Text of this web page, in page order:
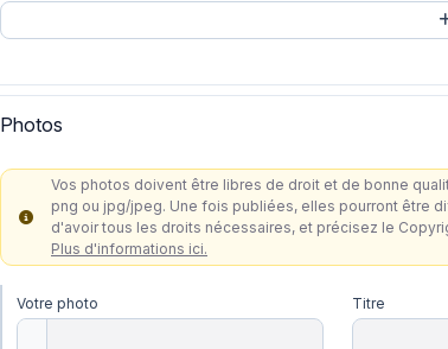
Photos
Vos photos doivent être libres de droit et de bonne qualité ( si possible, 1920px de largeur minimum et 10 Mo maximum), aux
png ou jpg/jpeg. Une fois publiées, elles pourront être diffusées sur différents supports (sites Internet, brochures...) : assurez-vous
d'avoir tous les droits nécessaires, et précisez le
Plus d'informations ici.
Votre photo Titre